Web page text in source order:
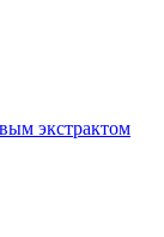
экстрактом